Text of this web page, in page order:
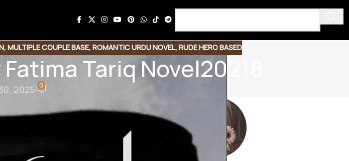
, MULTIPLE COUPLE BASE, ROMANTIC URDU NOVEL, RUDE HERO BASED
Tariq Novel20218
2025 0